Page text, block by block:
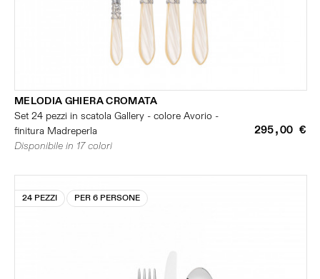
MELODIA GHIERA CROMATA
Set 24 pezzi in scatola Gallery - colore Avorio -
finitura Madreperla
295,00 €
Disponibile in 17 colori
24 PEZZI PER 6 PERSONE